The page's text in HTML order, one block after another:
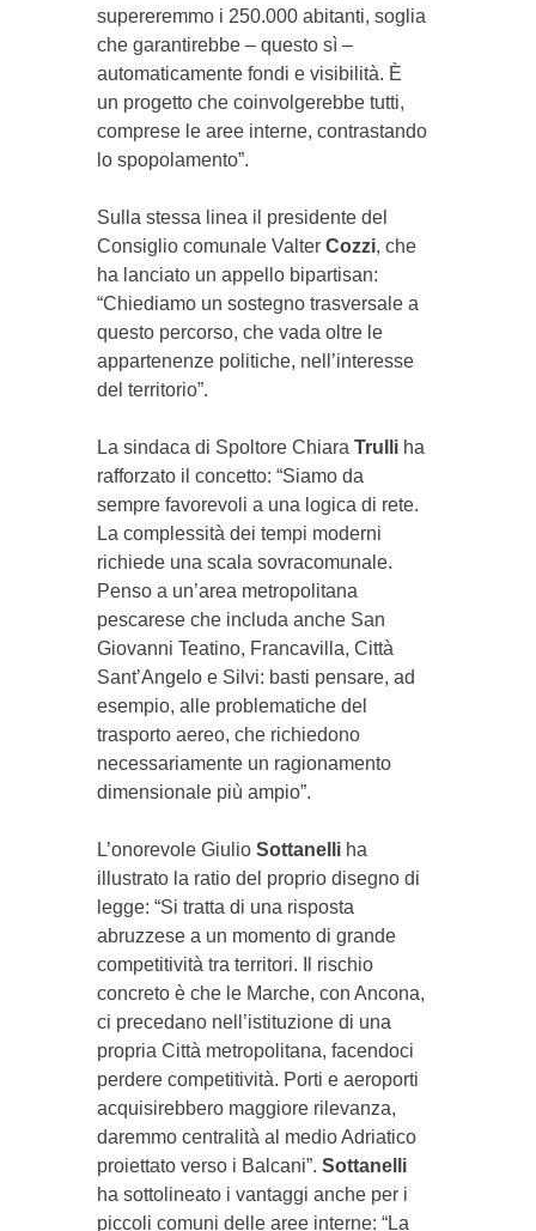
supereremmo i 250.000 abitanti, soglia
che garantirebbe – questo sì –
automaticamente fondi e visibilità. È
un progetto che coinvolgerebbe tutti,
comprese le aree interne, contrastando
lo spopolamento”.
Sulla stessa linea il presidente del
Consiglio comunale Valter Cozzi, che
ha lanciato un appello bipartisan:
“Chiediamo un sostegno trasversale a
questo percorso, che vada oltre le
appartenenze politiche, nell’interesse
del territorio”.
La sindaca di Spoltore Chiara Trulliha
rafforzato il concetto: “Siamo da
sempre favorevoli a una logica di rete.
La complessità dei tempi moderni
richiede una scala sovracomunale.
Penso a un’area metropolitana
pescarese che includa anche San
Giovanni Teatino, Francavilla, Città
Sant’Angelo e Silvi: basti pensare, ad
esempio, alle problematiche del
trasporto aereo, che richiedono
necessariamente un ragionamento
dimensionale più ampio”.
L’onorevole Giulio Sottanelliha
illustrato la ratio del proprio disegno di
legge: “Si tratta di una risposta
abruzzese a un momento di grande
competitività tra territori. Il rischio
concreto è che le Marche, con Ancona,
ci precedano nell’istituzione di una
propria Città metropolitana, facendoci
perdere competitività. Porti e aeroporti
acquisirebbero maggiore rilevanza,
daremmo centralità al medio Adriatico
proiettato verso i Balcani”. Sottanelli
ha sottolineato i vantaggi anche per i
piccoli comuni delle aree interne: “La